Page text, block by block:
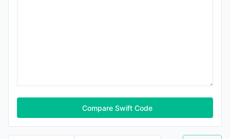
Compare Swift Code